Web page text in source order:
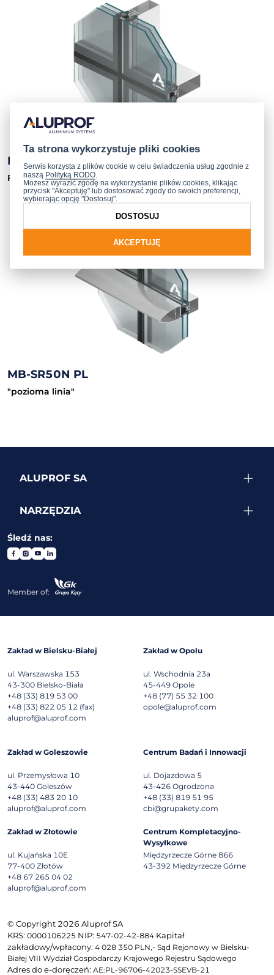
MB-SR50N EFEKT
Fasada półstrukturalna
MB-SR50N PL
"pozioma linia"
ALUPROF SA
NARZĘDZIA
Śledź nas:
Member of:
Zakład w Bielsku-Białej
ul. Warszawska 153
43-300 Bielsko-Biała
+48 (33) 819 53 00
+48 (33) 822 05 12 (fax)
aluprof@aluprof.com
Zakład w Opolu
ul. Wschodnia 23a
45-449 Opole
+48 (77) 55 32 100
opole@aluprof.com
Zakład w Goleszowie
ul. Przemysłowa 10
43-440 Goleszów
+48 (33) 483 20 10
aluprof@aluprof.com
Centrum Badań i Innowacji
ul. Dojazdowa 5
43-426 Ogrodzona
+48 (33) 819 51 95
cbi@grupakety.com
Zakład w Złotowie
ul. Kujańska 10E
77-400 Złotów
+48 67 265 04 02
aluprof@aluprof.com
Centrum Kompletacyjno-
Wysyłkowe
Międzyrzecze Górne 866
43-392 Międzyrzecze Górne
© Copyright 2026 Aluprof SA
KRS: 0000106225 NIP: 547-02-42-884 Kapitał
zakładowy/wpłacony: 4 028 350 PLN,- Sąd Rejonowy w Bielsku-
Białej VIII Wydział Gospodarczy Krajowego Rejestru Sądowego
Adres do e-doręczeń: AE:PL-96706-42023-SSEVB-21
Ta strona wykorzystuje pliki cookies
Serwis korzysta z plików cookie w celu świadczenia usług zgodnie z
naszą Polityką RODO
Możesz wyrazić zgodę na wykorzystanie plików cookies, klikając
przycisk "Akceptuję" lub dostosować zgody do swoich preferencji,
wybierając opcję "Dostosuj".
AKCEPTUJĘ
DOSTOSUJ